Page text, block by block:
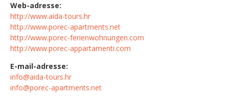
Web-adresse:
http://www.aida-tours.hr
http://www.porec-apartments.net
http://www.porec-ferienwohnungen.com
http://www.porec-appartamenti.com
E-mail-adresse:
info@aida-tours.hr
info@porec-apartments.net